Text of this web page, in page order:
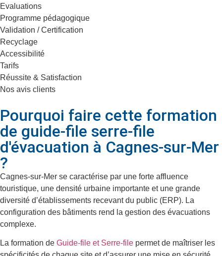
Evaluations
Programme pédagogique
Validation / Certification
Recyclage
Accessibilité
Tarifs
Réussite & Satisfaction
Nos avis clients
Pourquoi faire cette formation
de guide-file serre-file
d'évacuation à Cagnes-sur-Mer
?
Cagnes-sur-Mer se caractérise par une forte affluence
touristique, une densité urbaine importante et une grande
diversité d’établissements recevant du public (ERP). La
configuration des bâtiments rend la gestion des évacuations
complexe.
La formation de Guide-file et Serre-file permet de maîtriser les